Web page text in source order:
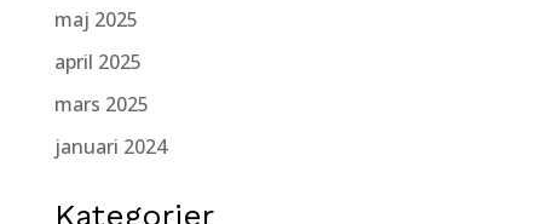
maj 2025
april 2025
mars 2025
januari 2024
Kategorier